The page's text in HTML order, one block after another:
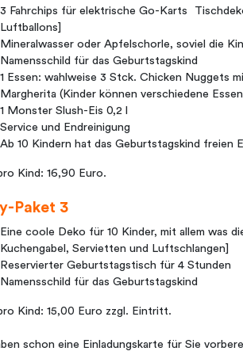
3 Fahrchips für elektrische Go-Karts
Luftballons]
Mineralwasser oder Apfelschorle, soviel die
Namensschild für das Geburtstagskind
1 Essen: wahlweise 3 Stck. Chicken Nuggets
Margherita (Kinder können verschiedene
1 Monster Slush-Eis 0,2 l
Service und Endreinigung
Ab 10 Kindern hat das Geburtstagskind freien
Kind: 16,90 Euro.
Paket 3
Eine coole Deko für 10 Kinder, mit allem was
Kuchengabel, Servietten und Luftschlangen]
Reservierter Geburtstagstisch für 4 Stunden
Namensschild für das Geburtstagskind
Kind: 15,00 Euro zzgl. Eintritt.
schon eine Einladungskarte für Sie